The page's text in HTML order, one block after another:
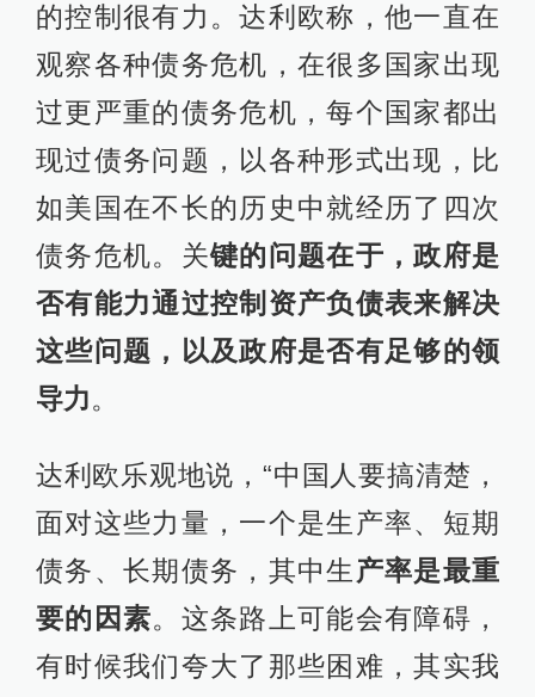
的控制很有力。达利欧称，他一直在
观察各种债务危机，在很多国家出现
过更严重的债务危机，每个国家都出
现过债务问题，以各种形式出现，比
如美国在不长的历史中就经历了四次
债务危机。关键的问题在于，政府是
否有能力通过控制资产负债表来解决
这些问题，以及政府是否有足够的领
导力。
达利欧乐观地说，“中国人要搞清楚，
面对这些力量，一个是生产率、短期
债务、长期债务，其中生 产率是最重
要的因素。这条路上可能会有障碍，
有时候我们夸大了那些困难，其实我